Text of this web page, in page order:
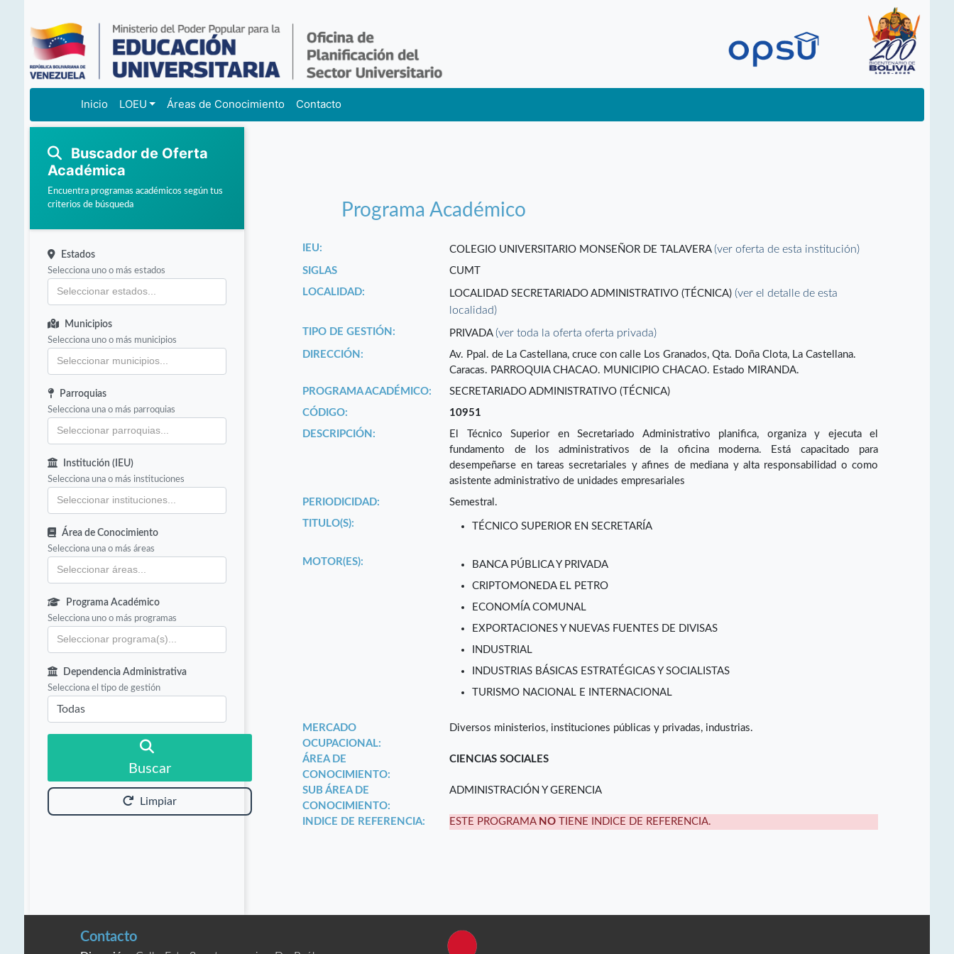
Inicio LOEU Áreas de Conocimiento Contacto
Buscador de Oferta
Académica
Encuentra programas académicos según tus
criterios de búsqueda
Estados
Selecciona uno o más estados
Municipios
Selecciona uno o más municipios
Parroquias
Selecciona una o más parroquias
Institución (IEU)
Selecciona una o más instituciones
Área de Conocimiento
Selecciona una o más áreas
Programa Académico
Selecciona uno o más programas
Dependencia Administrativa
Selecciona el tipo de gestión
Buscar
Limpiar
Programa Académico
IEU: COLEGIO UNIVERSITARIO MONSEÑOR DE TALAVERA(ver oferta de esta institución)
SIGLAS
CUMT
LOCALIDAD:
LOCALIDAD SECRETARIADO ADMINISTRATIVO (TÉCNICA)(ver el detalle de esta
localidad)
TIPO DE GESTIÓN: PRIVADA(ver toda la oferta oferta privada)
DIRECCIÓN:
Av. Ppal. de La Castellana, cruce con calle Los Granados, Qta. Doña Clota, La Castellana.
Caracas. PARROQUIA CHACAO. MUNICIPIO CHACAO. Estado MIRANDA.
PROGRAMA ACADÉMICO:
SECRETARIADO ADMINISTRATIVO (TÉCNICA)
CÓDIGO:
10951
DESCRIPCIÓN:
El Técnico Superior en Secretariado Administrativo planifica, organiza y ejecuta el
fundamento de los administrativos de la oficina moderna. Está capacitado para
desempeñarse en tareas secretariales y afines de mediana y alta responsabilidad o como
asistente administrativo de unidades empresariales
PERIODICIDAD:
Semestral.
TITULO(S):
TÉCNICO SUPERIOR EN SECRETARÍA
MOTOR(ES):
BANCA PÚBLICA Y PRIVADA
CRIPTOMONEDA EL PETRO
ECONOMÍA COMUNAL
EXPORTACIONES Y NUEVAS FUENTES DE DIVISAS
INDUSTRIAL
INDUSTRIAS BÁSICAS ESTRATÉGICAS Y SOCIALISTAS
TURISMO NACIONAL E INTERNACIONAL
MERCADO
OCUPACIONAL:
Diversos ministerios, instituciones públicas y privadas, industrias.
ÁREA DE
CONOCIMIENTO:
CIENCIAS SOCIALES
SUB ÁREA DE
CONOCIMIENTO:
ADMINISTRACIÓN Y GERENCIA
INDICE DE REFERENCIA: ESTE PROGRAMA NO TIENE INDICE DE REFERENCIA.
Contacto